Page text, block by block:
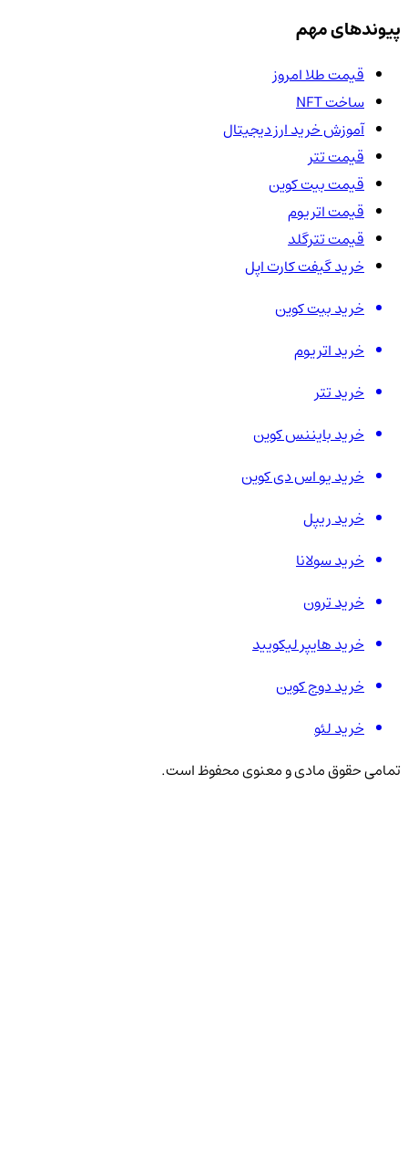
پیوندهای مهم
قیمت طلا امروز
ساخت NFT
آموزش خرید ارز دیجیتال
قیمت تتر
قیمت بیت کوین
قیمت اتریوم
قیمت تترگلد
خرید گیفت کارت اپل
خرید بیت کوین
خرید اتریوم
خرید تتر
خرید بایننس کوین
خرید یو اس دی کوین
خرید ریپل
خرید سولانا
خرید ترون
خرید هایپر لیکویید
خرید دوج کوین
خرید لئو
تمامی حقوق مادی و معنوی محفوظ است.